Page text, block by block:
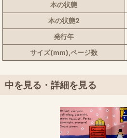
本の状態
本の状態2
発行年
サイズ(mm),ページ数
中を見る・詳細を見る